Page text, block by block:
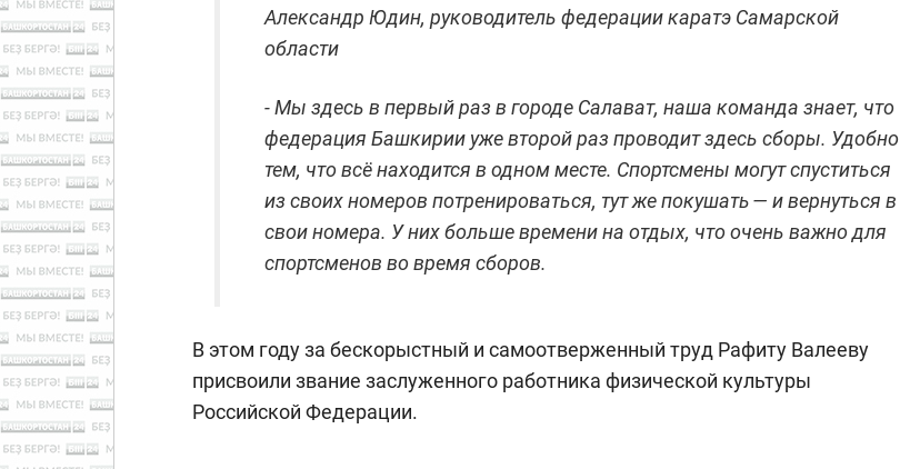
Александр Юдин, руководитель федерации каратэ Самарской
области
- Мы здесь в первый раз в городе Салават, наша команда знает, что
федерация Башкирии уже второй раз проводит здесь сборы. Удобно
тем, что всё находится в одном месте. Спортсмены могут спуститься
из своих номеров потренироваться, тут же покушать — и вернуться в
свои номера. У них больше времени на отдых, что очень важно для
спортсменов во время сборов.
В этом году за бескорыстный и самоотверженный труд Рафиту Валееву
присвоили звание заслуженного работника физической культуры
Российской Федерации.